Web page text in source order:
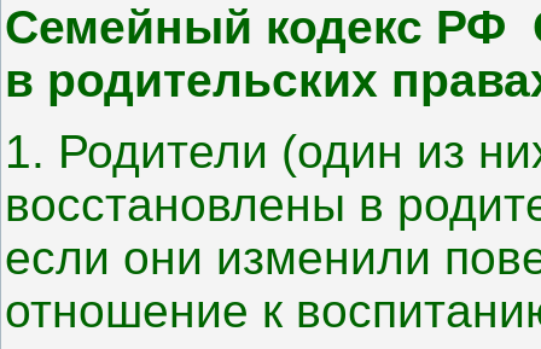
Семейный кодекс РФ
в родительских
1. Родители (один из
восстановлены в
если они изменили
отношение к